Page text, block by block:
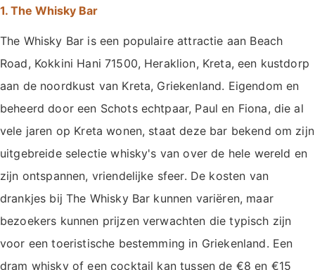
1. The Whisky Bar
The Whisky Bar is een populaire attractie aan Beach
Road, Kokkini Hani 71500, Heraklion, Kreta, een kustdorp
aan de noordkust van Kreta, Griekenland. Eigendom en
beheerd door een Schots echtpaar, Paul en Fiona, die al
vele jaren op Kreta wonen, staat deze bar bekend om zijn
uitgebreide selectie whisky's van over de hele wereld en
zijn ontspannen, vriendelijke sfeer. De kosten van
drankjes bij The Whisky Bar kunnen variëren, maar
bezoekers kunnen prijzen verwachten die typisch zijn
voor een toeristische bestemming in Griekenland. Een
dram whisky of een cocktail kan tussen de €8 en €15